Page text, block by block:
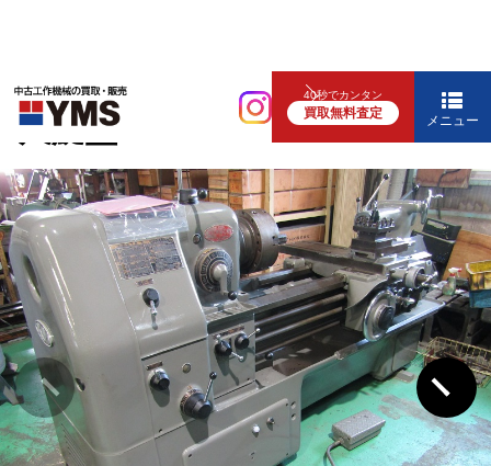
40秒でカンタン
買取無料査定 メニュー
汎用旋盤
6尺旋盤